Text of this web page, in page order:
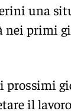
una
nei primi
prossimi
il